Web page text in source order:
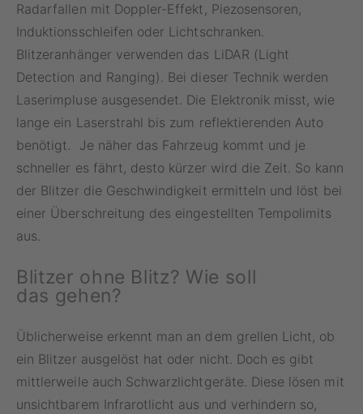
Radarfallen mit Doppler-Effekt, Piezosensoren,
Induktionsschleifen oder Lichtschranken.
Blitzeranhänger verwenden das LiDAR (Light
Detection and Ranging). Bei dieser Technik werden
Laserimpluse ausgesendet. Die Elektronik misst, wie
lange ein Laserstrahl bis zum reflektierenden Auto
benötigt. Je näher das Fahrzeug kommt und je
schneller es fährt, desto kürzer wird die Zeit. So kann
der Blitzer die Geschwindigkeit ermitteln und löst bei
einer Überschreitung des eingestellten Tempolimits
aus.
Blitzer ohne Blitz? Wie soll
das gehen?
Üblicherweise erkennt man an dem grellen Licht, ob
ein Blitzer ausgelöst hat oder nicht. Doch es gibt
mittlerweile auch Schwarzlichtgeräte. Diese lösen mit
unsichtbarem Infrarotlicht aus und verhindern so,